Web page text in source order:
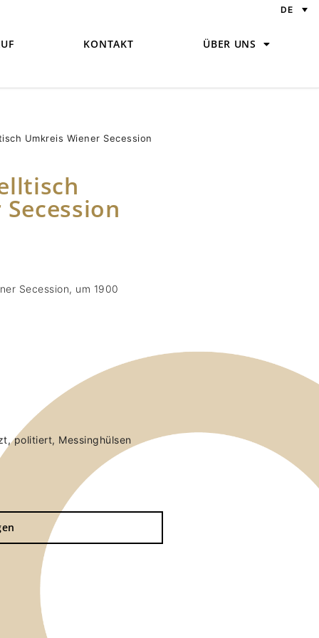
DE
KONTAKT ÜBER UNS
Umkreis Wiener Secession
Secession, um 1900
politiert, Messinghülsen